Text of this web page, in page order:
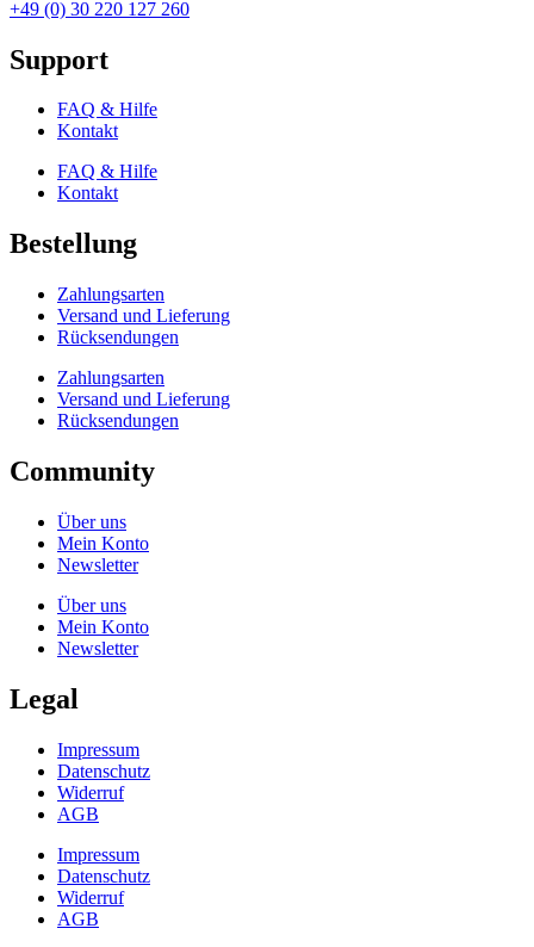
+49 (0) 30 220 127 260
Support
FAQ & Hilfe
Kontakt
FAQ & Hilfe
Kontakt
Bestellung
Zahlungsarten
Versand und Lieferung
Rücksendungen
Zahlungsarten
Versand und Lieferung
Rücksendungen
Community
Über uns
Mein Konto
Newsletter
Über uns
Mein Konto
Newsletter
Legal
Impressum
Datenschutz
Widerruf
AGB
Impressum
Datenschutz
Widerruf
AGB